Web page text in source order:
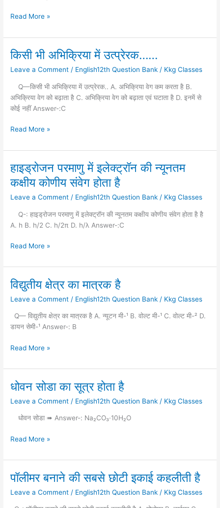
पाते
Read More »
किसी भी अभिक्रिया में उत्प्रेरक……
Leave a Comment / English12th Question Bank / Kkg Classes
Q—किसी भी अभिक्रिया में उत्प्रेरक.. A. अभिक्रिया वेग कम करता है B.
अभिक्रिया वेग को बढ़ाता है C. अभिक्रिया वेग को बढ़ाता एवं घटाता है D. इनमें से
कोई नहीं Answer-:C
किसी
अभिक्रिया
उत्प्रेरक……
Read More »
हाइड्रोजन परमाणु में इलेक्ट्रॉन की न्यूनतम
कक्षीय कोणीय संवेग होता है
Leave a Comment / English12th Question Bank / Kkg Classes
Q-: हाइड्रोजन परमाणु में इलेक्ट्रॉन की न्यूनतम कक्षीय कोणीय संवेग होता है है
A. h B. h/2 C. h/2π D. h/λ Answer-:C
हाइड्रोजन
परमाणु
में
इलेक्ट्रॉन
न्यूनतम
Read More »
विद्युतीय क्षेत्र का मात्रक है
Leave a Comment / English12th Question Bank / Kkg Classes
Q— विद्युतीय क्षेत्र का मात्रक है A. न्यूटन मी-¹ B. वोल्ट मी-¹ C. वोल्ट मी-² D.
डायन सेमी-¹ Answer-: B
विद्युतीय
का
मात्रक
है
Read More »
धोवन सोडा का सूत्र होता है
Leave a Comment / English12th Question Bank / Kkg Classes
धोवन सोडा ➠ Answer-: Na₂CO₃·10H₂O
धोवन
का
सूत्र
है
Read More »
पॉलीमर बनाने की सबसे छोटी इकाई कहलीती है
Leave a Comment / English12th Question Bank / Kkg Classes
पॉलीमर
की